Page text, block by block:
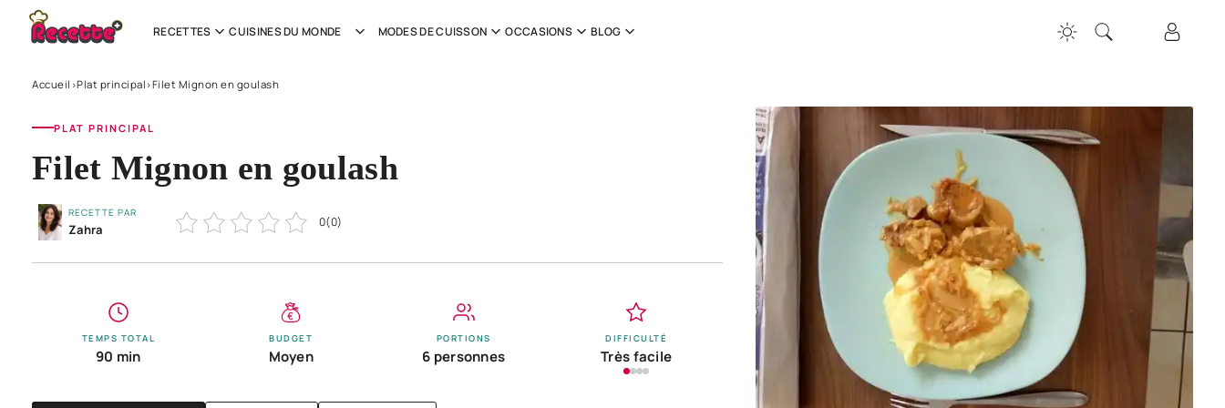
RECETTES CUISINES DU MONDE MODES DE CUISSON OCCASIONS BLOG
Accueil ›Plat principal ›Filet Mignon en goulash
PLAT PRINCIPAL
Filet Mignon en goulash
RECETTE PAR
Zahra 0(0)
TEMPS TOTAL
90 min
BUDGET
Moyen
PORTIONS
6 personnes
DIFFICULTÉ
Très facile